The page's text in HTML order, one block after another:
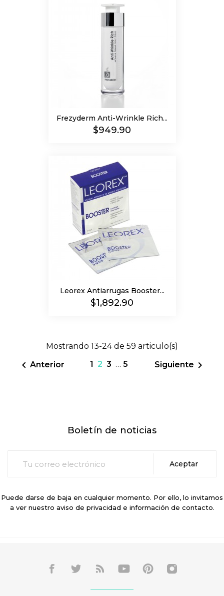
Frezyderm Anti-Wrinkle Rich...
Precio
$949.90
Leorex Antiarrugas Booster...
Precio
$1,892.90
Mostrando 13-24 de 59 articulo(s)
 Anterior 1 2 3 … 5 Siguiente 
Boletín de noticias
Puede darse de baja en cualquier momento. Por ello, lo invitamos
a ver nuestro aviso de privacidad e información de contacto.